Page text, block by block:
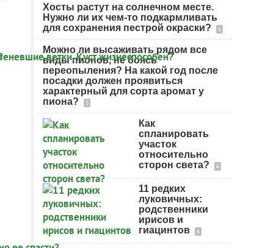
Хосты растут на солнечном месте.
Нужно ли их чем-то подкармливать
для сохранения пестрой окраски?
6
Можно ли высаживать рядом все
виды пионов, не боясь
переопыления? На какой год после
посадки должен проявиться
характерный для сорта аромат у
пиона?
3
Как
спланировать
участок
относительно
сторон света?
6
11 редких
луковичных:
родственники
ирисов и
гиацинтов
6